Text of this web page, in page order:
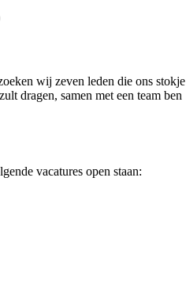
wij zeven leden die ons stokje
dragen, samen met een team ben
vacatures open staan: